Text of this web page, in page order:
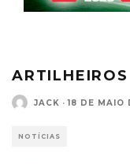
ARTILHEIROS
JACK · 18 DE MAIO
NOTÍCIAS